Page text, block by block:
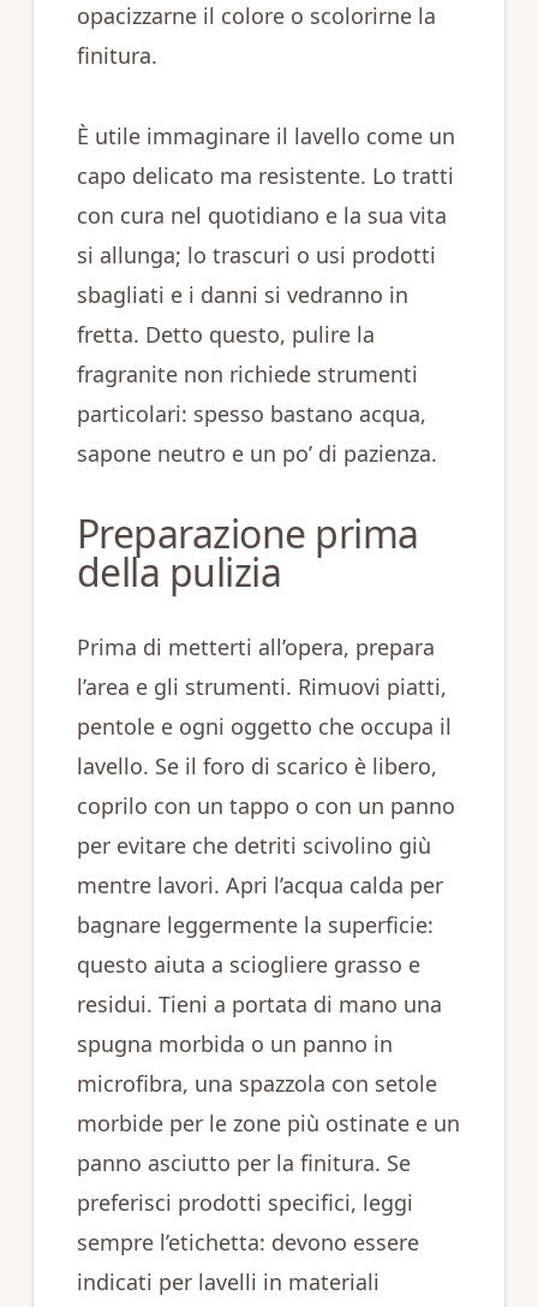
opacizzarne il colore o scolorirne la
finitura.
È utile immaginare il lavello come un
capo delicato ma resistente. Lo tratti
con cura nel quotidiano e la sua vita
si allunga; lo trascuri o usi prodotti
sbagliati e i danni si vedranno in
fretta. Detto questo, pulire la
fragranite non richiede strumenti
particolari: spesso bastano acqua,
sapone neutro e un po’ di pazienza.
Preparazione prima
della pulizia
Prima di metterti all’opera, prepara
l’area e gli strumenti. Rimuovi piatti,
pentole e ogni oggetto che occupa il
lavello. Se il foro di scarico è libero,
coprilo con un tappo o con un panno
per evitare che detriti scivolino giù
mentre lavori. Apri l’acqua calda per
bagnare leggermente la superficie:
questo aiuta a sciogliere grasso e
residui. Tieni a portata di mano una
spugna morbida o un panno in
microfibra, una spazzola con setole
morbide per le zone più ostinate e un
panno asciutto per la finitura. Se
preferisci prodotti specifici, leggi
sempre l’etichetta: devono essere
indicati per lavelli in materiali